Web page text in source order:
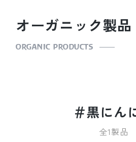
オーガニック製品
ORGANIC PRODUCTS
＃黒にん
全1製品